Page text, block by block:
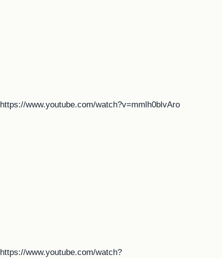
https://www.youtube.com/watch?v=mmlh0blvAro
https://www.youtube.com/watch?